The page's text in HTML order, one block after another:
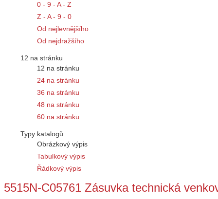
0 - 9 - A - Z
Z - A - 9 - 0
Od nejlevnějšího
Od nejdražšího
12 na stránku
12 na stránku
24 na stránku
36 na stránku
48 na stránku
60 na stránku
Typy katalogů
Obrázkový výpis
Tabulkový výpis
Řádkový výpis
5515N-C05761 Zásuvka technická